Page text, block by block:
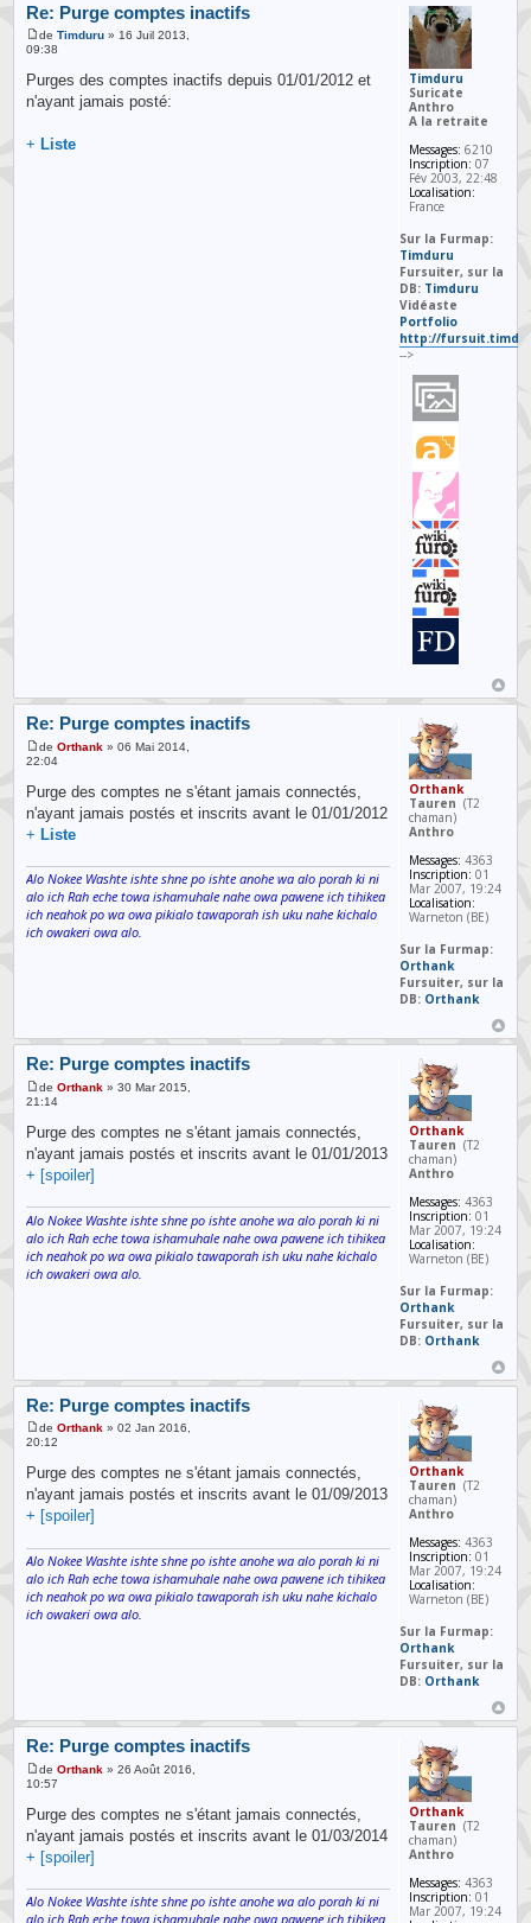
Re: Purge comptes inactifs
deTimduru » 16 Juil 2013,
09:38
Purges des comptes inactifs depuis 01/01/2012 et
n'ayant jamais posté:
+ Liste
Timduru
Suricate
Anthro
A la retraite
Messages: 6210
Inscription: 07
Fév 2003, 22:48
Localisation:
France
Sur la Furmap:
Timduru
Fursuiter, sur la
DB: Timduru
Vidéaste
Portfolio
http://
-->
Re: Purge comptes inactifs
deOrthank » 06 Mai 2014,
22:04
Purge des comptes ne s'étant jamais connectés,
n'ayant jamais postés et inscrits avant le 01/01/2012
+Liste
Alo Nokee Washte ishte shne po ishte anohe wa alo porah ki ni
alo ich Rah eche towa ishamuhale nahe owa pawene ich tihikea
ich neahok po wa owa pikialo tawaporah ish uku nahe kichalo
ich owakeri owa alo.
Orthank
Tauren (T2
chaman)
Anthro
Messages: 4363
Inscription: 01
Mar 2007, 19:24
Localisation:
Warneton (BE)
Sur la Furmap:
Orthank
Fursuiter, sur la
DB: Orthank
Re: Purge comptes inactifs
deOrthank » 30 Mar 2015,
21:14
Purge des comptes ne s'étant jamais connectés,
n'ayant jamais postés et inscrits avant le 01/01/2013
+ [spoiler]
Alo Nokee Washte ishte shne po ishte anohe wa alo porah ki ni
alo ich Rah eche towa ishamuhale nahe owa pawene ich tihikea
ich neahok po wa owa pikialo tawaporah ish uku nahe kichalo
ich owakeri owa alo.
Orthank
Tauren (T2
chaman)
Anthro
Messages: 4363
Inscription: 01
Mar 2007, 19:24
Localisation:
Warneton (BE)
Sur la Furmap:
Orthank
Fursuiter, sur la
DB: Orthank
Re: Purge comptes inactifs
deOrthank » 02 Jan 2016,
20:12
Purge des comptes ne s'étant jamais connectés,
n'ayant jamais postés et inscrits avant le 01/09/2013
+ [spoiler]
Alo Nokee Washte ishte shne po ishte anohe wa alo porah ki ni
alo ich Rah eche towa ishamuhale nahe owa pawene ich tihikea
ich neahok po wa owa pikialo tawaporah ish uku nahe kichalo
ich owakeri owa alo.
Orthank
Tauren (T2
chaman)
Anthro
Messages: 4363
Inscription: 01
Mar 2007, 19:24
Localisation:
Warneton (BE)
Sur la Furmap:
Orthank
Fursuiter, sur la
DB: Orthank
Re: Purge comptes inactifs
deOrthank » 26 Août 2016,
10:57
Purge des comptes ne s'étant jamais connectés,
n'ayant jamais postés et inscrits avant le 01/03/2014
+ [spoiler]
Alo Nokee Washte ishte shne po ishte anohe wa alo porah ki ni
alo ich Rah eche towa ishamuhale nahe owa pawene ich tihikea
Orthank
Tauren (T2
chaman)
Anthro
Messages: 4363
Inscription: 01
Mar 2007, 19:24